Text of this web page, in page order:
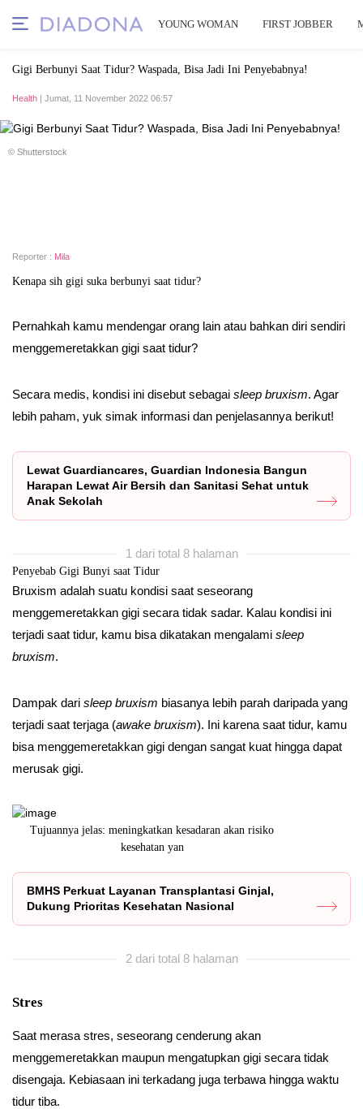
YOUNG WOMAN FIRST JOBBER
Gigi Berbunyi Saat Tidur? Waspada, Bisa Jadi Ini Penyebabnya!
Health | Jumat, 11 November 2022 06:57
© Shutterstock
Reporter : Mila
Kenapa sih gigi suka berbunyi saat tidur?
Pernahkah kamu mendengar orang lain atau bahkan diri sendiri
menggemeretakkan gigi saat tidur?
Secara medis, kondisi ini disebut sebagai sleep bruxism. Agar
lebih paham, yuk simak informasi dan penjelasannya berikut!
Lewat Guardiancares, Guardian Indonesia Bangun
Harapan Lewat Air Bersih dan Sanitasi Sehat untuk
Anak Sekolah
1 dari total 8 halaman
Penyebab Gigi Bunyi saat Tidur
Bruxism adalah suatu kondisi saat seseorang
menggemeretakkan gigi secara tidak sadar. Kalau kondisi ini
terjadi saat tidur, kamu bisa dikatakan mengalami sleep
bruxism.
Dampak dari sleep bruxism biasanya lebih parah daripada yang
terjadi saat terjaga (awake bruxism). Ini karena saat tidur, kamu
bisa menggemeretakkan gigi dengan sangat kuat hingga dapat
merusak gigi.
kesadaran akan risiko
IDEC 2025 akan menjadi panggung bagi para
BMHS Perkuat Layanan Transplantasi Ginjal,
Dukung Prioritas Kesehatan Nasional
2 dari total 8 halaman
Stres
Saat merasa stres, seseorang cenderung akan
menggemeretakkan maupun mengatupkan gigi secara tidak
disengaja. Kebiasaan ini terkadang juga terbawa hingga waktu
tidur tiba.